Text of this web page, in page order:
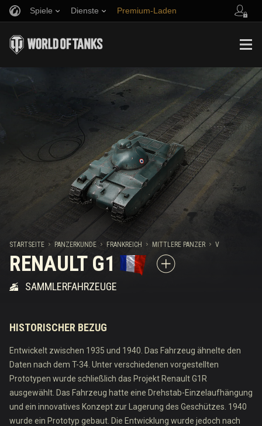
Spiele Dienste Premium-Laden
Musik
Richtlinien zum Fairplay
Wargaming.net Game Center
Ratgeber zu Twitch-Drops
Empfehle einen Freund
Discord
Mod-Hub
Medien
STARTSEITE PANZERKUNDE FRANKREICH MITTLERE PANZER V
RENAULT G1
SAMMLERFAHRZEUGE
HISTORISCHER BEZUG
Entwickelt zwischen 1935 und 1940. Das Fahrzeug ähnelte den
Daten nach dem T-34. Unter verschiedenen vorgestellten
Prototypen wurde schließlich das Projekt Renault G1R
ausgewählt. Das Fahrzeug hatte eine Drehstab-Einzelaufhängung
und ein innovatives Konzept zur Lagerung des Geschützes. 1940
wurde ein Prototyp gebaut. Die Entwicklung wurde jedoch nach